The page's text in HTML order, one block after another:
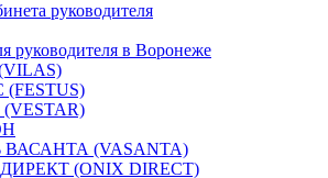
руководителя
руководителя в Воронеже
(VASANTA)
(ONIX DIRECT)